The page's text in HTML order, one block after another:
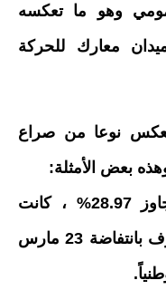
وهو ما تعكسه
معارك للحركة
نوعا من صراع
بعض الأمثلة:
1965: كانت نسبة النجاح لا تتجاوز 28.97% ، كانت
الشبيبة تنتفض وتناضل وهو ما عرف بانتفاضة 23 مارس